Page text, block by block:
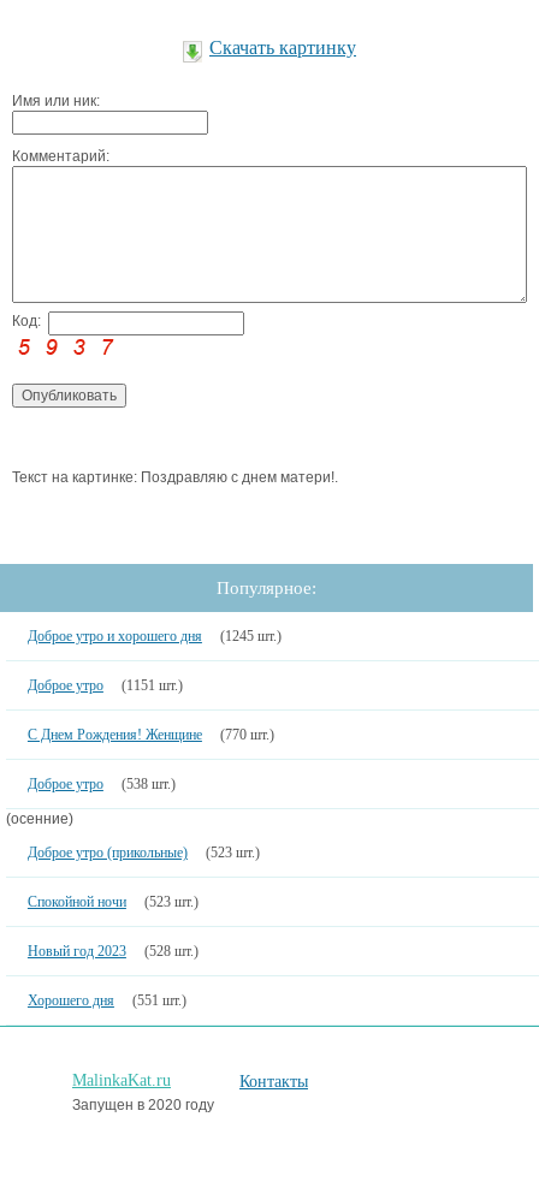
Скачать картинку
Имя или ник:
Комментарий:
Код:
Текст на картинке: Поздравляю с днем матери!.
Популярное:
Доброе утро и хорошего дня (1245 шт.)
Доброе утро (1151 шт.)
С Днем Рождения! Женщине (770 шт.)
Доброе утро (538 шт.)
(осенние)
Доброе утро (прикольные)
(523 шт.)
Спокойной ночи (523 шт.)
Новый год 2023 (528 шт.)
Хорошего дня (551 шт.)
MalinkaKat.ru
Запущен в 2020 году
Контакты